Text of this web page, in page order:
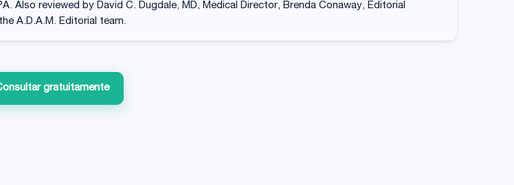
Also reviewed by David C. Dugdale, MD, Medical Director, Brenda Conaway, Editorial
A.D.A.M. Editorial team.
gratuitamente